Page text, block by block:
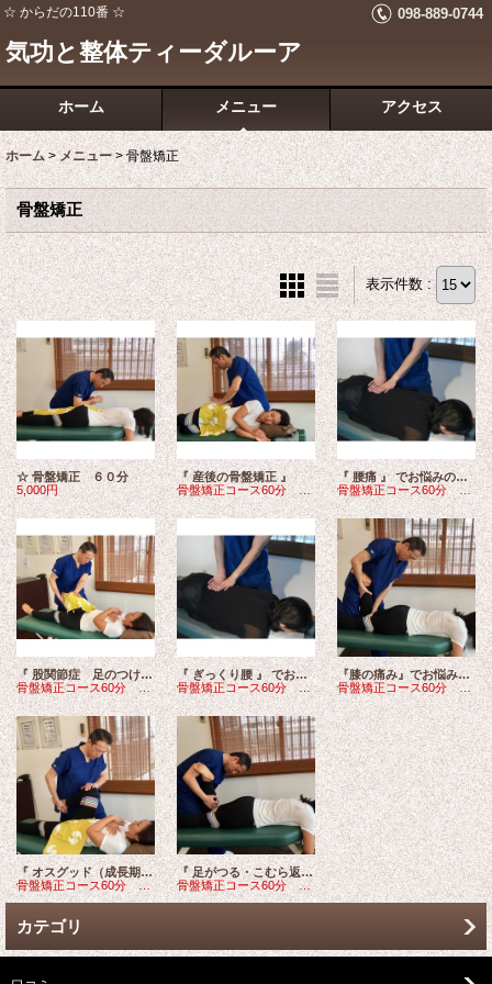
☆ からだの110番 ☆ 098-889-0744
気功と整体ティーダルーア
ホーム メニュー アクセス
ホーム > メニュー > 骨盤矯正
骨盤矯正
表示件数 :
☆ 骨盤矯正 ６０分
5,000円
『 産後の骨盤矯正 』
骨盤矯正コース60分 5,000円
『 腰痛 』 でお悩みの方へ
骨盤矯正コース60分 5,000円
『 股関節症 足のつけ根の痛み 』 でお悩みの方へ
骨盤矯正コース60分 5,000円
『 ぎっくり腰 』 でお悩みの方へ
骨盤矯正コース60分 5,000円
『膝の痛み』でお悩みの方へ
骨盤矯正コース60分 5,000円
『 オスグッド（成長期の膝の痛み) 』でお悩みの方
骨盤矯正コース60分 5,000円
『 足がつる・こむら返り 』 でお悩みの方へ
骨盤矯正コース60分 5,000円
カテゴリ